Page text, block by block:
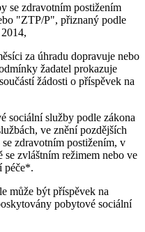
se zdravotním postižením
"ZTP/P", přiznaný podle
za úhradu dopravuje nebo
žadatel prokazuje
žádosti o příspěvek na
sociální služby podle zákona
ve znění pozdějších
zdravotním postižením, v
zvláštním režimem nebo ve
péče*.
může být příspěvek na
pobytové sociální